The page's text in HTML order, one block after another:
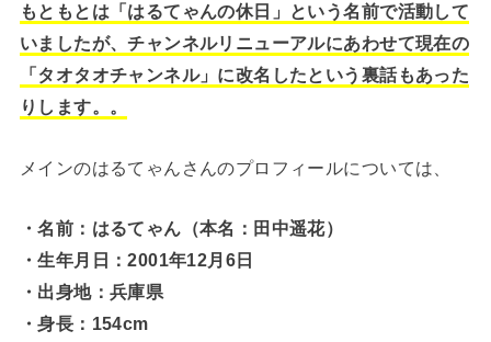
もともとは「はるてゃんの休日」という名前で活動して
いましたが、チャンネルリニューアルにあわせて現在の
「タオタオチャンネル」に改名したという裏話もあった
りします。。
メインのはるてゃんさんのプロフィールについては、
・名前：はるてゃん（本名：田中遥花）
・生年月日：2001年12月6日
・出身地：兵庫県
・身長：154cm